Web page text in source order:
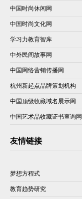
中国时尚休闲网
中国时尚文化网
学习力教育智库
中外民间故事网
中国网络营销传播网
杭州新起点品牌策划机构
中国顶级收藏域名展示网
中国艺术品收藏证书查询网
友情链接
梦想方程式
教育趋势研究